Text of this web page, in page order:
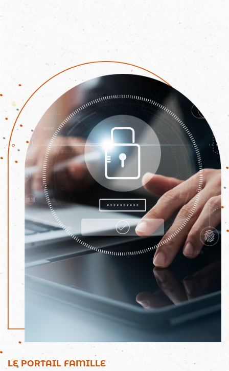
LE PORTAIL FAMILLE